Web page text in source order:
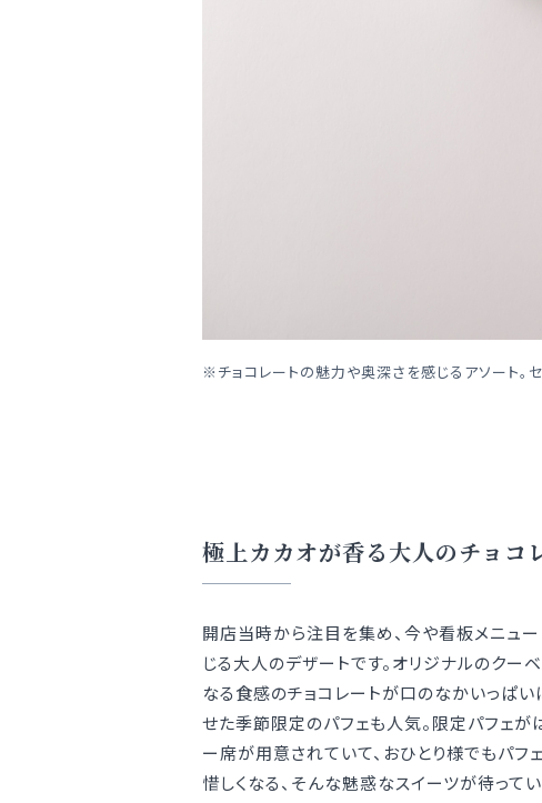
チョコレートの魅力や奥深さを感じるアソート
極上カカオが香る大人のチョコ
開店当時から注目を集め、今や看板メニュ
じる大人のデザートです。オリジナルのクー
なる食感のチョコレートが口のなかいっぱ
せた季節限定のパフェも人気。限定パフェが
ー席が用意されていて、おひとり様でもパフ
惜しくなる、そんな魅惑なスイーツが待ってい